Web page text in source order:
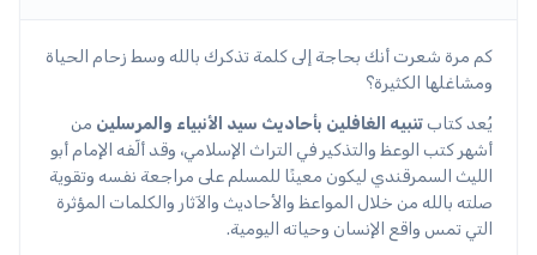
كم مرة شعرت أنك بحاجة إلى كلمة تذكرك بالله وسط زحام الحياة
ومشاغلها الكثيرة؟
يُعد كتاب تنبيه الغافلين بأحاديث سيد الأنبياء والمرسلين من
أشهر كتب الوعظ والتذكير في التراث الإسلامي، وقد ألّفه الإمام أبو
الليث السمرقندي ليكون معينًا للمسلم على مراجعة نفسه وتقوية
صلته بالله من خلال المواعظ والأحاديث والآثار والكلمات المؤثرة
التي تمس واقع الإنسان وحياته اليومية.